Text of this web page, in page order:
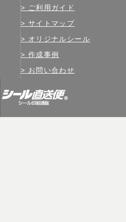
ご利用ガイド
サイトマップ
オリジナルシール
作成事例
お問い合わせ